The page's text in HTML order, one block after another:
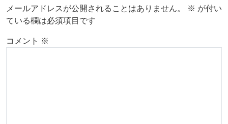
メールアドレスが公開されることはありません。 ※ が付い
ている欄は必須項目です
コメント ※